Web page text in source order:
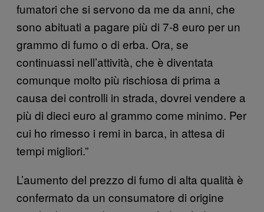
fumatori che si servono da me da anni, che
sono abituati a pagare più di 7-8 euro per un
grammo di fumo o di erba. Ora, se
continuassi nell’attività, che è diventata
comunque molto più rischiosa di prima a
causa dei controlli in strada, dovrei vendere a
più di dieci euro al grammo come minimo. Per
cui ho rimesso i remi in barca, in attesa di
tempi migliori.”
L’aumento del prezzo di fumo di alta qualità è
confermato da un consumatore di origine